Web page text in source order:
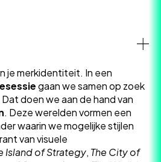
je merkidentiteit. In een
gaan we samen op zoek
doen we aan de hand van
. Deze werelden vormen een
waarin we mogelijke stijlen
van visuele
Island of Strategy, The City of